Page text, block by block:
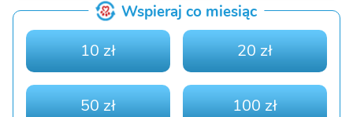
Wspieraj co miesiąc
10 zł 20 zł
50 zł 100 zł